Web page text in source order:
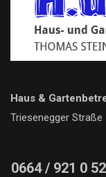
Haus &
Triesenegger Straße
0664 / 921 0